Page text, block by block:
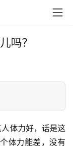
吗？
体力好，话是这
体力能差，没有